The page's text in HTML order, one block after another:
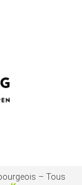
– Tous